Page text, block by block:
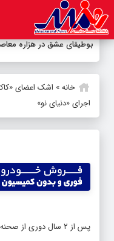
بوطیقای عشق در هزاره
خانه» اشک اعضای
اجرای «دنیای نو»
پس از ۲ سال دوری از صحنه؛